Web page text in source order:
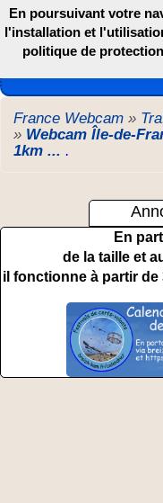
Les webcams
France Webcam »
» Webcam Île-de-
1km ... .
En
de la taille et
il fonctionne à partir de
En poursuivant votre
l'installation et
politique de